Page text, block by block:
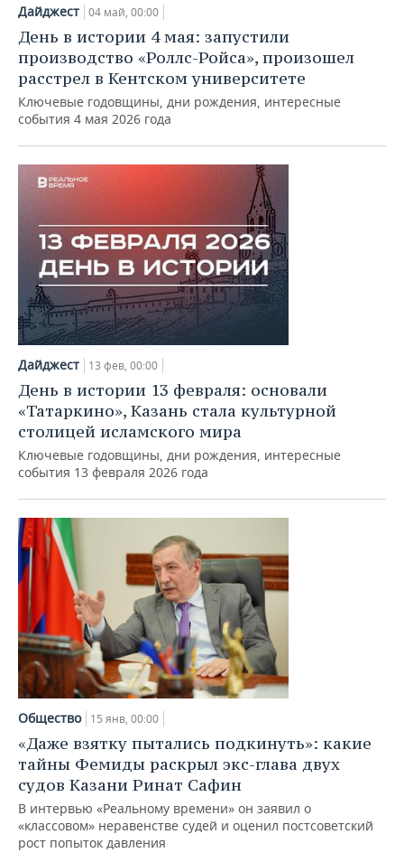
НЕФТЕХИМИЯ
НЕФТЬ
ОПК
РОЗНИЧНАЯ ТОРГОВЛЯ
ТРАНСПОРТ
УСЛУГИ
НОВОСТИ ТЕХНОЛОГИЙ
IT
МЕДИА
МЕРОПРИЯТИЯ
НОВОСТИ МЕРОПРИЯТИЙ
ВЫЕЗДНАЯ РЕДАКЦИЯ
ОТКРЫТАЯ ЛЕКЦИЯ
СПОРТ
НОВОСТИ СПОРТА
БАСКЕТБОЛ
ВОЛЕЙБОЛ
КИБЕРСПОРТ
ФИГУРНОЕ КАТАНИЕ
ВОДНЫЕ ВИДЫ СПОРТА
ХОККЕЙ С МЯЧОМ
ОБЩЕСТВО
ИНФРАСТРУКТУРА
ИСТОРИЯ
КУЛЬТУРА
МЕДИЦИНА
ОБРАЗОВАНИЕ
ПРОИСШЕСТВИЯ
СПРАВОЧНИК
СПИСОК ПЕРСОН
СПИСОК КОМПАНИЙ
ПОЛНАЯ ВЕРСИЯ
Дайджест 04 май, 00:00
День в истории 4 мая: запустили
производство «Роллс-Ройса», произошел
расстрел в Кентском университете
Ключевые годовщины, дни рождения, интересные
события 4 мая 2026 года
Дайджест 13 фев, 00:00
День в истории 13 февраля: основали
«Татаркино», Казань стала культурной
столицей исламского мира
Ключевые годовщины, дни рождения, интересные
события 13 февраля 2026 года
Общество 15 янв, 00:00
«Даже взятку пытались подкинуть»: какие
тайны Фемиды раскрыл экс-глава двух
судов Казани Ринат Сафин
В интервью «Реальному времени» он заявил о
«классовом» неравенстве судей и оценил постсоветский
рост попыток давления